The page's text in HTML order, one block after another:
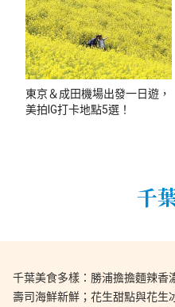
東京＆成田機場出發一日遊，
美拍IG打卡地點5選！
千
千葉美食多樣：勝浦擔擔麵辣香
壽司海鮮新鮮；花生甜點與花生